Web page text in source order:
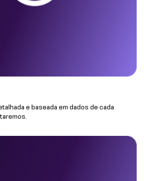
e baseada em dados de cada